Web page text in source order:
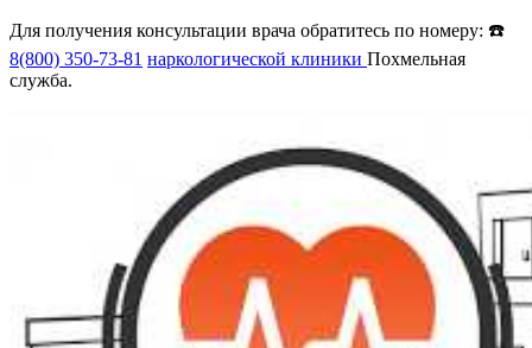
Для получения консультации врача обратитесь по номеру: ☎️
8(800) 350-73-81 наркологической клиники Похмельная
служба.